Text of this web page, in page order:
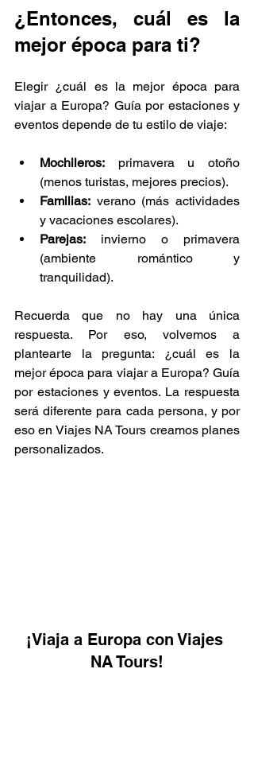
¿Entonces, cuál es la
mejor época para ti?
Elegir ¿cuál es la mejor época para
viajar a Europa? Guía por estaciones y
eventos depende de tu estilo de viaje:
Mochileros: primavera u otoño
(menos turistas, mejores precios).
Familias: verano (más actividades
y vacaciones escolares).
Parejas: invierno o primavera
(ambiente romántico y
tranquilidad).
Recuerda que no hay una única
respuesta. Por eso, volvemos a
plantearte la pregunta: ¿cuál es la
mejor época para viajar a Europa? Guía
por estaciones y eventos. La respuesta
será diferente para cada persona, y por
eso en Viajes NA Tours creamos planes
personalizados.
¡Viaja a Europa con Viajes
NA Tours!